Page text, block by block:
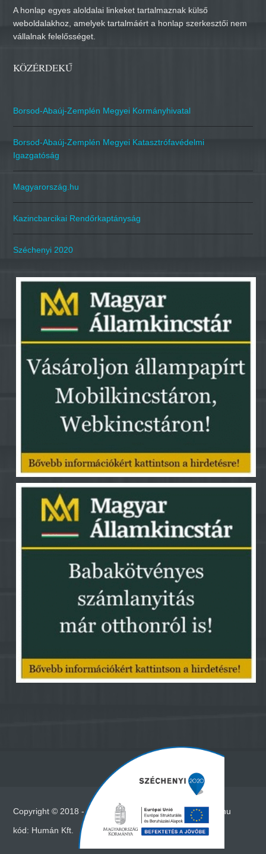
A honlap egyes aloldalai linkeket tartalmaznak külső
weboldalakhoz, amelyek tartalmáért a honlap szerkesztői nem
vállalnak felelősséget.
KÖZÉRDEKŰ
Borsod-Abaúj-Zemplén Megyei Kormányhivatal
Borsod-Abaúj-Zemplén Megyei Katasztrófavédelmi
Igazgatóság
Magyarország.hu
Kazincbarcikai Rendőrkaptányság
Széchenyi 2020
Copyright © 2018 - Minden jog fenntartva - www.vadna.hu
kód: Humán Kft.